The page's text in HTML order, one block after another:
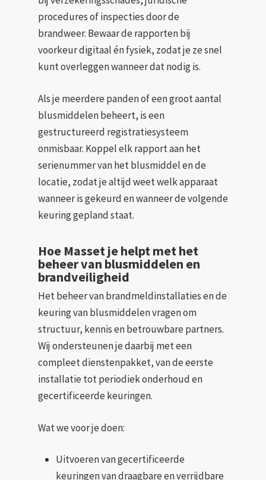
procedures of inspecties door de
brandweer. Bewaar de rapporten bij
voorkeur digitaal én fysiek, zodat je ze snel
kunt overleggen wanneer dat nodig is.
Als je meerdere panden of een groot aantal
blusmiddelen beheert, is een
gestructureerd registratiesysteem
onmisbaar. Koppel elk rapport aan het
serienummer van het blusmiddel en de
locatie, zodat je altijd weet welk apparaat
wanneer is gekeurd en wanneer de volgende
keuring gepland staat.
Hoe Masset je helpt met het
beheer van blusmiddelen en
brandveiligheid
Het beheer van brandmeldinstallaties en de
keuring van blusmiddelen vragen om
structuur, kennis en betrouwbare partners.
Wij ondersteunen je daarbij met een
compleet dienstenpakket, van de eerste
installatie tot periodiek onderhoud en
gecertificeerde keuringen.
Wat we voor je doen:
Uitvoeren van gecertificeerde
keuringen van draagbare en verrijdbare